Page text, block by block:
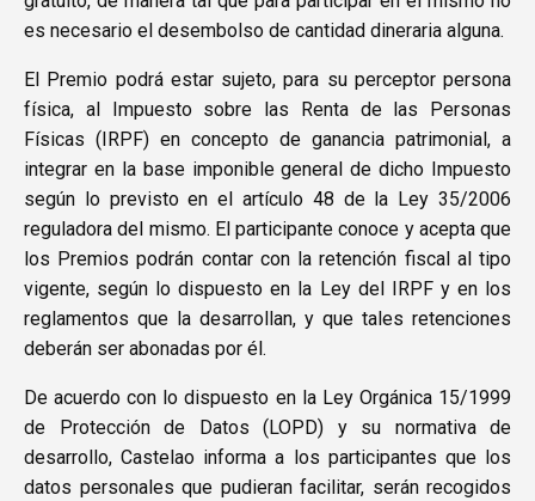
es necesario el desembolso de cantidad dineraria alguna.
El Premio podrá estar sujeto, para su perceptor persona
física, al Impuesto sobre las Renta de las Personas
Físicas (IRPF) en concepto de ganancia patrimonial, a
integrar en la base imponible general de dicho Impuesto
según lo previsto en el artículo 48 de la Ley 35/2006
reguladora del mismo. El participante conoce y acepta que
los Premios podrán contar con la retención fiscal al tipo
vigente, según lo dispuesto en la Ley del IRPF y en los
reglamentos que la desarrollan, y que tales retenciones
deberán ser abonadas por él.
De acuerdo con lo dispuesto en la Ley Orgánica 15/1999
de Protección de Datos (LOPD) y su normativa de
desarrollo, Castelao informa a los participantes que los
datos personales que pudieran facilitar, serán recogidos